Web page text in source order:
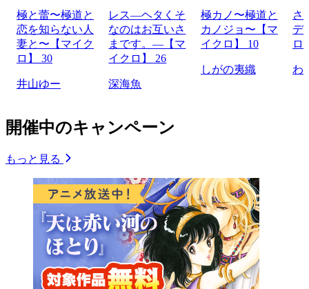
極と蕾〜極道と
恋を知らない人
妻と〜【マイク
ロ】 30
井山ゆー
レス―ヘタくそ
なのはお互いさ
まです。―【マ
イクロ】 26
深海魚
極カノ〜極道と
カノジョ〜【マ
イクロ】 10
しがの夷織
さ
デ
ロ
わ
開催中のキャンペーン
もっと見る